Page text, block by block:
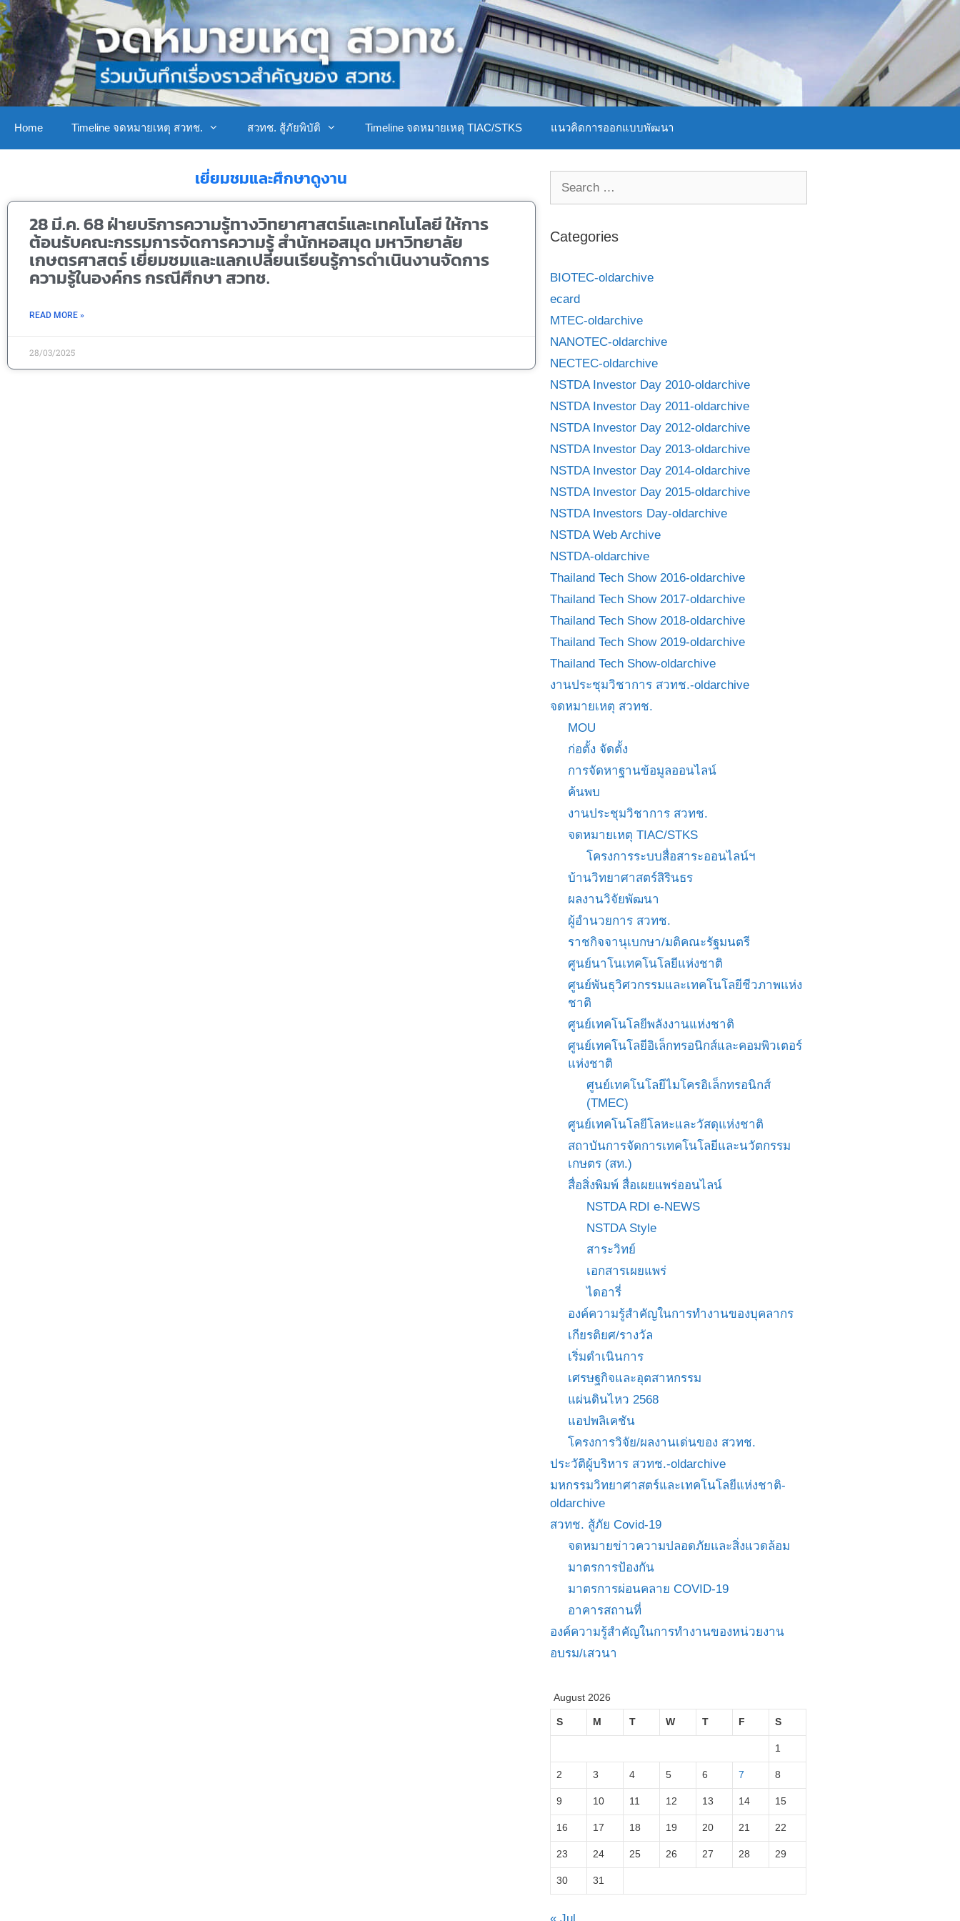
Home Timeline จดหมายเหตุ สวทช. สวทช. สู้ภัยพิบัติ Timeline จดหมายเหตุ TIAC/STKS แนวคิดการออกแบบพัฒนา
เยี่ยมชมและศึกษาดูงาน
28 มี.ค. 68 ฝ่ายบริการความรู้ทางวิทยาศาสตร์และเทคโนโลยี ให้การ
ต้อนรับคณะกรรมการจัดการความรู้ สำนักหอสมุด มหาวิทยาลัย
เกษตรศาสตร์ เยี่ยมชมและแลกเปลี่ยนเรียนรู้การดำเนินงานจัดการ
ความรู้ในองค์กร กรณีศึกษา สวทช.
READ MORE »
28/03/2025
Categories
BIOTEC-oldarchive
ecard
MTEC-oldarchive
NANOTEC-oldarchive
NECTEC-oldarchive
NSTDA Investor Day 2010-oldarchive
NSTDA Investor Day 2011-oldarchive
NSTDA Investor Day 2012-oldarchive
NSTDA Investor Day 2013-oldarchive
NSTDA Investor Day 2014-oldarchive
NSTDA Investor Day 2015-oldarchive
NSTDA Investors Day-oldarchive
NSTDA Web Archive
NSTDA-oldarchive
Thailand Tech Show 2016-oldarchive
Thailand Tech Show 2017-oldarchive
Thailand Tech Show 2018-oldarchive
Thailand Tech Show 2019-oldarchive
Thailand Tech Show-oldarchive
งานประชุมวิชาการ สวทช.-oldarchive
จดหมายเหตุ สวทช.
MOU
ก่อตั้ง จัดตั้ง
การจัดหาฐานข้อมูลออนไลน์
ค้นพบ
งานประชุมวิชาการ สวทช.
จดหมายเหตุ TIAC/STKS
โครงการระบบสื่อสาระออนไลน์ฯ
บ้านวิทยาศาสตร์สิรินธร
ผลงานวิจัยพัฒนา
ผู้อำนวยการ สวทช.
ราชกิจจานุเบกษา/มติคณะรัฐมนตรี
ศูนย์นาโนเทคโนโลยีแห่งชาติ
ศูนย์พันธุวิศวกรรมและเทคโนโลยีชีวภาพแห่ง
ชาติ
ศูนย์เทคโนโลยีพลังงานแห่งชาติ
ศูนย์เทคโนโลยีอิเล็กทรอนิกส์และคอมพิวเตอร์
แห่งชาติ
ศูนย์เทคโนโลยีไมโครอิเล็กทรอนิกส์
(TMEC)
ศูนย์เทคโนโลยีโลหะและวัสดุแห่งชาติ
สถาบันการจัดการเทคโนโลยีและนวัตกรรม
เกษตร (สท.)
สื่อสิ่งพิมพ์ สื่อเผยแพร่ออนไลน์
NSTDA RDI e-NEWS
NSTDA Style
สาระวิทย์
เอกสารเผยแพร่
ไดอารี่
องค์ความรู้สำคัญในการทำงานของบุคลากร
เกียรติยศ/รางวัล
เริ่มดำเนินการ
เศรษฐกิจและอุตสาหกรรม
แผ่นดินไหว 2568
แอปพลิเคชัน
โครงการวิจัย/ผลงานเด่นของ สวทช.
ประวัติผู้บริหาร สวทช.-oldarchive
มหกรรมวิทยาศาสตร์และเทคโนโลยีแห่งชาติ-
oldarchive
สวทช. สู้ภัย Covid-19
จดหมายข่าวความปลอดภัยและสิ่งแวดล้อม
มาตรการป้องกัน
มาตรการผ่อนคลาย COVID-19
อาคารสถานที่
องค์ความรู้สำคัญในการทำงานของหน่วยงาน
อบรม/เสวนา
August 2026
S M T W T F S
1
2 3 4 5 6 7 8
9 10 11 12 13 14 15
16 17 18 19 20 21 22
23 24 25 26 27 28 29
30 31